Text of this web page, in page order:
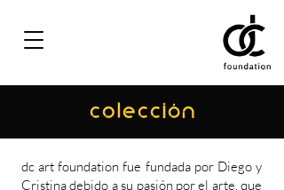
COLECCIÓN
dc art foundation fue fundada por Diego y
Cristina debido a su pasión por el arte, que